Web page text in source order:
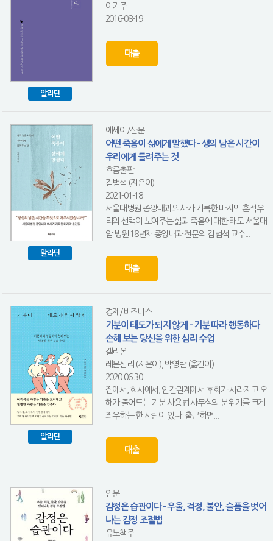
알라딘
이기주
2016-08-19
대출
알라딘
에세이/산문
어떤 죽음이 삶에게 말했다 - 생의 남은 시간이
우리에게 들려주는 것
흐름출판
김범석 (지은이)
2021-01-18
서울대병원 종양내과 의사가 기록한 마지막 흔적우
리의 선택이 보여주는 삶과 죽음에 대한 태도 서울대
암 병원 18년차 종양내과 전문의 김범석 교수...
대출
알라딘
경제/비즈니스
기분이 태도가 되지 않게 - 기분 따라 행동하다
손해 보는 당신을 위한 심리 수업
갤리온
레몬심리 (지은이), 박영란 (옮긴이)
2020-06-30
집에서, 회사에서, 인간관계에서 후회가 사라지고 오
해가 줄어드는 기분 사용법 사무실의 분위기를 크게
좌우하는 한 사람이 있다. 출근하면...
대출
인문
감정은 습관이다 - 우울, 걱정, 불안, 슬픔을 벗어
나는 감정 조절법
유노책주